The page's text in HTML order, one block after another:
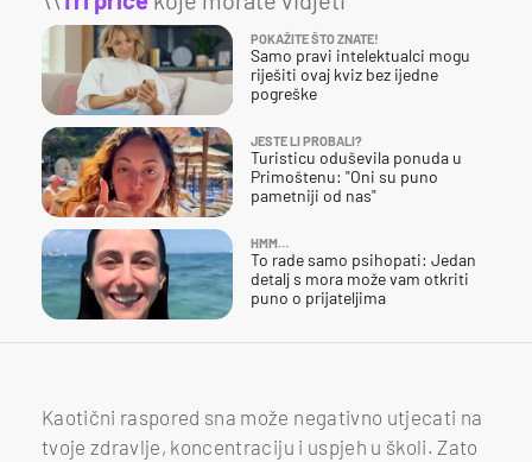
POKAŽITE ŠTO ZNATE!
Samo pravi intelektualci mogu
riješiti ovaj kviz bez ijedne
pogreške
JESTE LI PROBALI?
Turisticu oduševila ponuda u
Primoštenu: "Oni su puno
pametniji od nas"
HMM…
To rade samo psihopati: Jedan
detalj s mora može vam otkriti
puno o prijateljima
Kaotični raspored sna može negativno utjecati na
tvoje zdravlje, koncentraciju i uspjeh u školi. Zato